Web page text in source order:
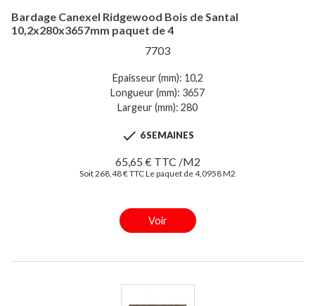
Bardage Canexel Ridgewood Bois de Santal
10,2x280x3657mm paquet de 4
7703
Epaisseur (mm): 10,2
Longueur (mm): 3657
Largeur (mm): 280
 6 SEMAINES
65,65 € TTC /M2
Soit 268,48 € TTC Le paquet de 4,0958 M2
Voir